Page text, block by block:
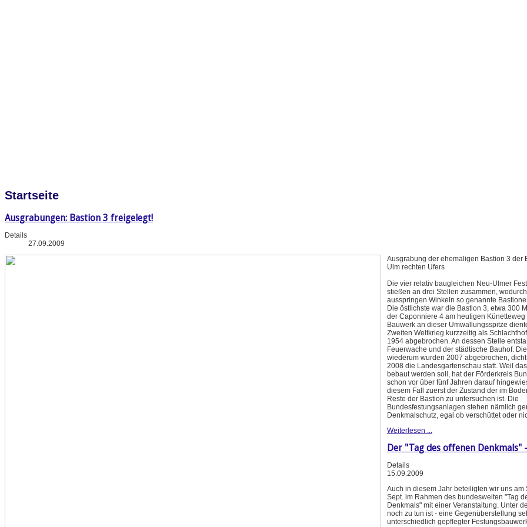
Startseite
Ausgrabungen: Bastion 3 freigelegt!
Details
27.09.2009
Ausgrabung der ehemaligen Bastion 3 der
Ulm rechten Ufers
Die vier relativ baugleichen Neu-Ulmer
stießen an drei Stellen zusammen,
ausspringen Winkeln so genannte
Die östlichste war die Bastion 3, etwa 300
der Caponniere 4 am heutigen
Bauwerk an dieser Umwallungsspitze
Zweiten Weltkrieg kurzzeitig als
1954 abgebrochen. An dessen Stelle
Feuerwache und der städtische Bauhof.
wiederum wurden 2007 abgebrochen,
2008 die Landesgartenschau statt. Weil
bebaut werden soll, hat der Förderkreis
schon vor über fünf Jahren darauf
diesem Fall zuerst der Zustand der im
Reste der Bastion zu untersuchen ist. Die
Bundesfestungsanlagen stehen nämlich
Denkmalschutz, egal ob verschüttet oder
Weiterlesen ...
Der "Tag des offenen Denkmals"
Details
15.09.2009
Auch in diesem Jahr beteiligten wir uns am
Sept. im Rahmen des bundesweiten "Tag
Denkmals" mit einer Veranstaltung. Unter
noch zu tun ist - eine Gegenüberstellung
unterschiedlich gepflegter